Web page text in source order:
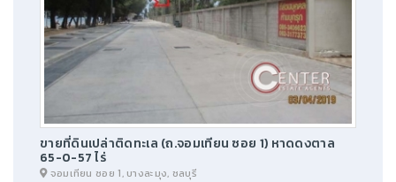
ขายที่ดินเปล่าติดทะเล (ถ.จอมเทียน ซอย 1) หาดดงตาล
65-0-57 ไร่
จอมเทียน ซอย 1, บางละมุง, ชลบุรี